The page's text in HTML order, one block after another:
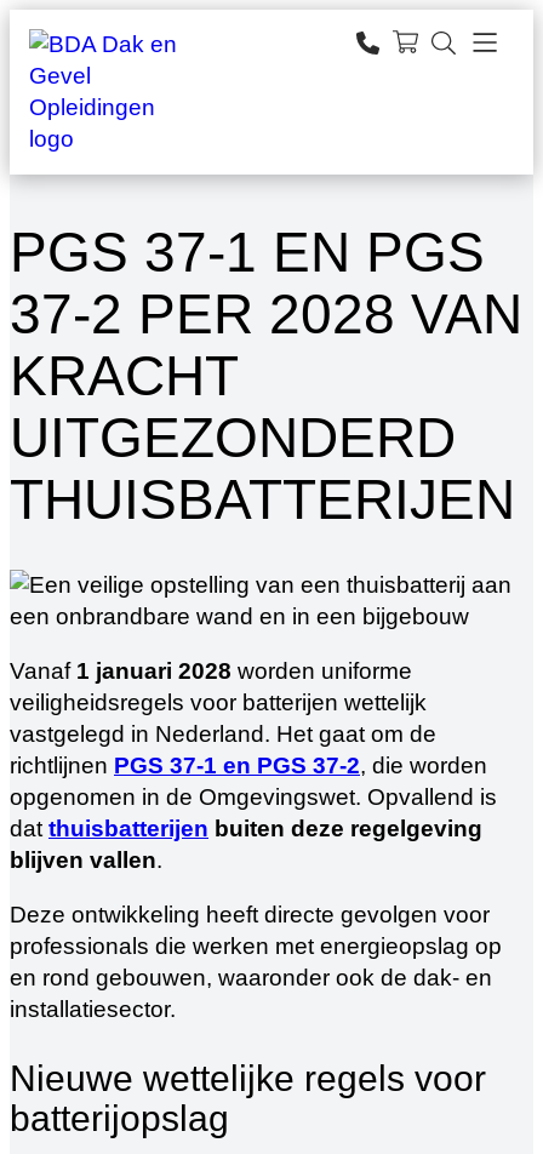
Ga
naar
de
inhoud
PGS 37-1 EN PGS
37-2 PER 2028 VAN
KRACHT
UITGEZONDERD
THUISBATTERIJEN
Vanaf 1 januari 2028 worden uniforme
veiligheidsregels voor batterijen wettelijk
vastgelegd in Nederland. Het gaat om de
richtlijnen PGS 37-1 en PGS 37-2, die worden
opgenomen in de Omgevingswet. Opvallend is
dat thuisbatterijen buiten deze regelgeving
blijven vallen.
Deze ontwikkeling heeft directe gevolgen voor
professionals die werken met energieopslag op
en rond gebouwen, waaronder ook de dak- en
installatiesector.
Nieuwe wettelijke regels voor
batterijopslag